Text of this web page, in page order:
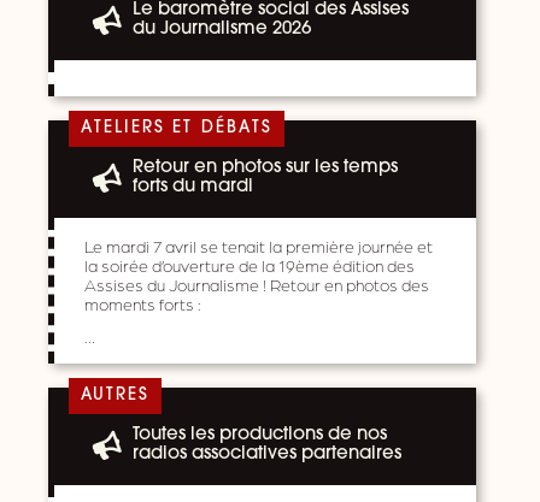
Le baromètre social des Assises
du Journalisme 2026
ATELIERS ET DÉBATS
Retour en photos sur les temps
forts du mardi
Le mardi 7 avril se tenait la première journée et
la soirée d’ouverture de la 19ème édition des
Assises du Journalisme ! Retour en photos des
moments forts :
AUTRES
Toutes les productions de nos
radios associatives partenaires